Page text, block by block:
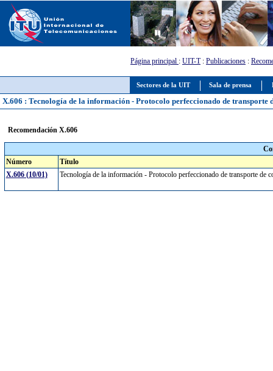
Sectores de la UIT Sala de prensa
Página principal : UIT-T: Publicaciones :
X.606 : Tecnología de la información - Protocolo perfeccionado de
Recomendación X.606
Número
Título
X.606 (10/01)
Tecnología de la información - Protocolo perfeccionado de transporte